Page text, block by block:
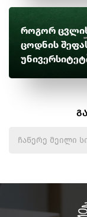
როგორ
ცოდნის